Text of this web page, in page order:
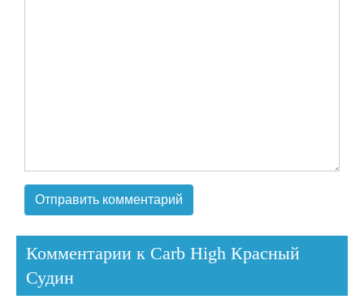
Комментарии к Carb High Красный
Судин